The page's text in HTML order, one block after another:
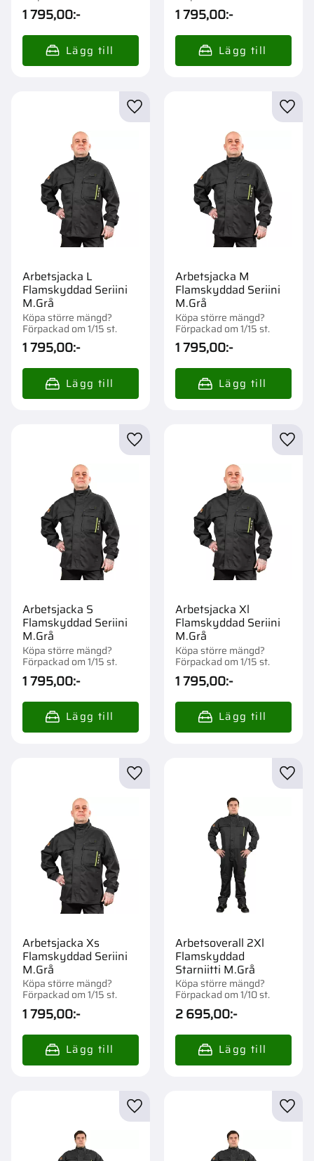
1 795,00:- 1 795,00:-
Arbetsjacka L
Flamskyddad Seriini
M.Grå
Köpa större mängd?
Förpackad om 1/15 st.
1 795,00:-
Lägg till i favoriter
Arbetsjacka M
Flamskyddad Seriini
M.Grå
Köpa större mängd?
Förpackad om 1/15 st.
1 795,00:-
Arbetsjacka S
Flamskyddad Seriini
M.Grå
Köpa större mängd?
Förpackad om 1/15 st.
1 795,00:-
Lägg till i favoriter
Arbetsjacka Xl
Flamskyddad Seriini
M.Grå
Köpa större mängd?
Förpackad om 1/15 st.
1 795,00:-
Arbetsjacka Xs
Flamskyddad Seriini
M.Grå
Köpa större mängd?
Förpackad om 1/15 st.
1 795,00:-
Lägg till i favoriter
Arbetsoverall 2Xl
Flamskyddad
Starniitti M.Grå
Köpa större mängd?
Förpackad om 1/10 st.
2 695,00:-
Lägg till i favoriter